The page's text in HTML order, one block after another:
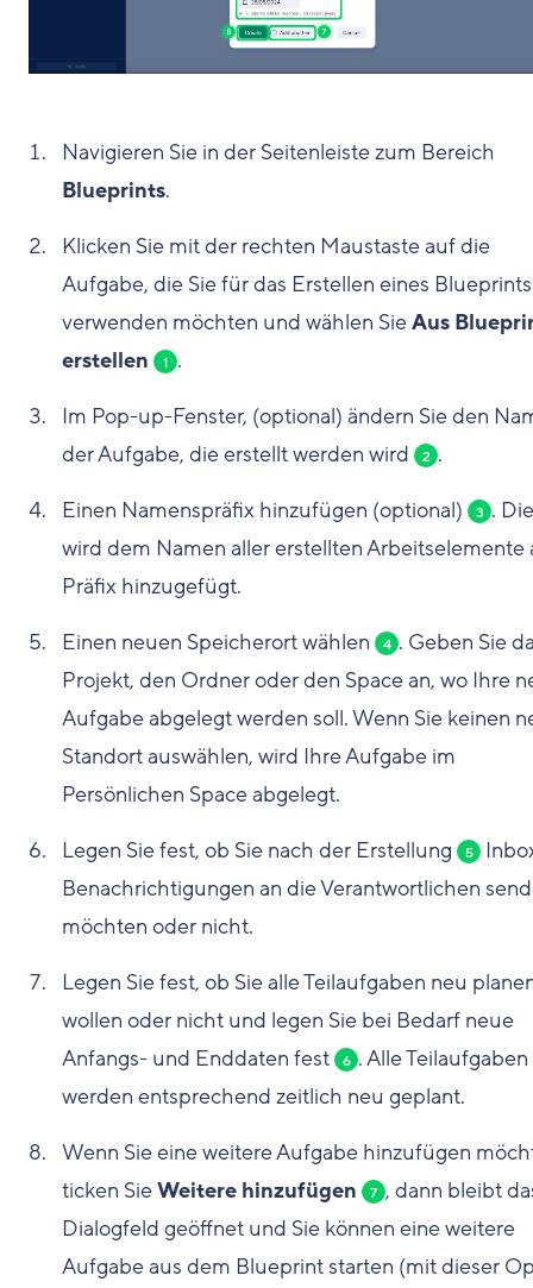
Navigieren Sie in der Seitenleiste zum Bereich
Blueprints.
Klicken Sie mit der rechten Maustaste auf die
Aufgabe, die Sie für das Erstellen eines Blueprints
verwenden möchten und wählen SieAus
erstellen
1 .
Im Pop-up-Fenster, (optional) ändern Sie den
der Aufgabe, die erstellt werden wird
2 .
Einen Namenspräfix hinzufügen (optional)
3 .
wird dem Namen aller erstellten Arbeitselemente
Präfix hinzugefügt.
Einen neuen Speicherort wählen
4 . Geben Sie
Projekt, den Ordner oder den Space an, wo Ihre
Aufgabe abgelegt werden soll. Wenn Sie keinen
Standort auswählen, wird Ihre Aufgabe im
Persönlichen Space abgelegt.
Legen Sie fest, ob Sie nach der Erstellung
5
Benachrichtigungen an die Verantwortlichen
möchten oder nicht.
Legen Sie fest, ob Sie alle Teilaufgaben neu
wollen oder nicht und legen Sie bei Bedarf neue
Anfangs- und Enddaten fest
6 . Alle Teilaufgaben
werden entsprechend zeitlich neu geplant.
Wenn Sie eine weitere Aufgabe hinzufügen
ticken SieWeitere hinzufügen 7 , dann bleibt
Dialogfeld geöffnet und Sie können eine weitere
Aufgabe aus dem Blueprint starten (mit dieser